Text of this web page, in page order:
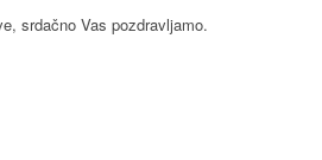
srdačno Vas pozdravljamo.